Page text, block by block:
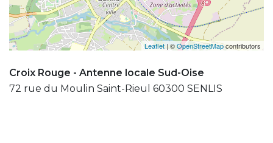
Leaflet | ©OpenStreetMapcontributors
Croix Rouge - Antenne locale Sud-Oise
72 rue du Moulin Saint-Rieul 60300 SENLIS